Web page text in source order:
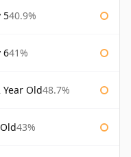
540.9%
641%
Old48.7%
43%